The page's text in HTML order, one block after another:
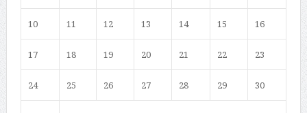
10 11 12 13 14 15 16
17 18 19 20 21 22 23
24 25 26 27 28 29 30